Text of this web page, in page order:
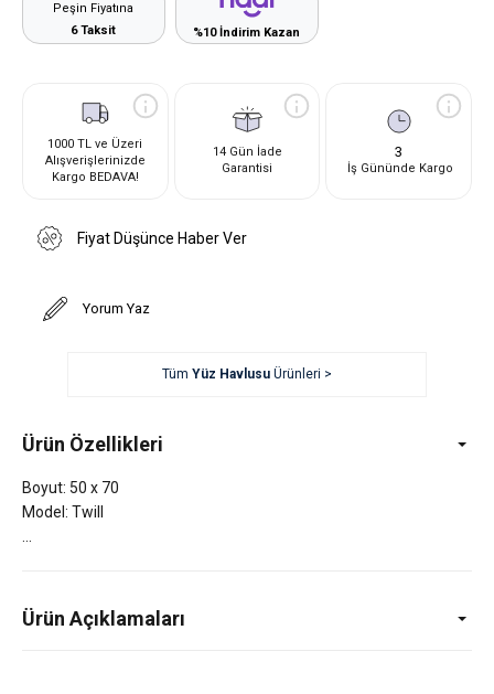
Peşin Fiyatına
6 Taksit
%10 İndirim Kazan
1000 TL ve Üzeri
Alışverişlerinizde
Kargo BEDAVA!
14 Gün İade
Garantisi
3
İş Gününde Kargo
Fiyat Düşünce Haber Ver
Yorum Yaz
Tüm Yüz HavlusuÜrünleri >
Ürün Özellikleri
Boyut: 50 x 70
Model: Twill
Ürün Açıklamaları